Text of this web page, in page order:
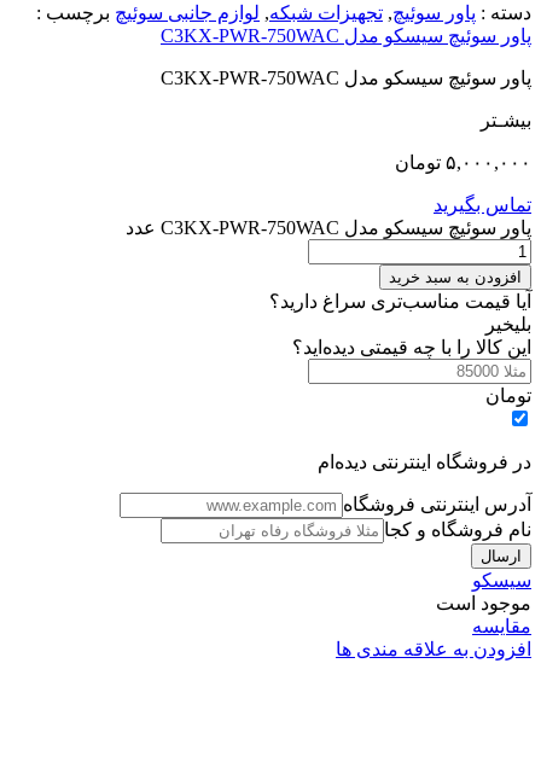
دسته : پاور سوئیچ, تجهیزات شبکه, لوازم جانبی سوئیچ برچسب :
پاور سوئیچ سیسکو مدل C3KX-PWR-750WAC
پاور سوئیچ سیسکو مدل C3KX-PWR-750WAC
بیشـتر
۵,۰۰۰,۰۰۰ تومان
تماس بگیرید
پاور سوئیچ سیسکو مدل C3KX-PWR-750WAC عدد
افزودن به سبد خرید
آیا قیمت مناسب‌تری سراغ دارید؟
بلیخیر
این کالا را با چه قیمتی دیده‌اید؟
تومان
در فروشگاه اینترنتی دیده‌ام
آدرس اینترنتی فروشگاه
نام فروشگاه و کجا
سیسکو
موجود است
مقایسه
افزودن به علاقه مندی ها